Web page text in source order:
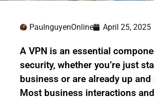
PaulnguyenOnline April 25, 2025
A VPN is an essential
security, whether you’re just
business or are already up
Most business interactions and